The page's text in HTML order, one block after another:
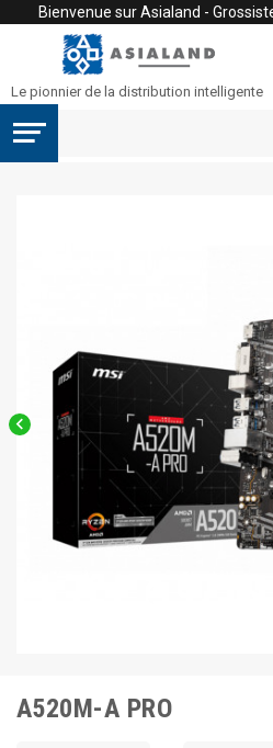
Bienvenue sur Asialand -
Le pionnier de la distribution intelligente

A520M-A PRO